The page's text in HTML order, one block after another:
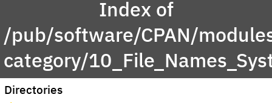
Index of
/pub/software/CPAN/
category/
Directories